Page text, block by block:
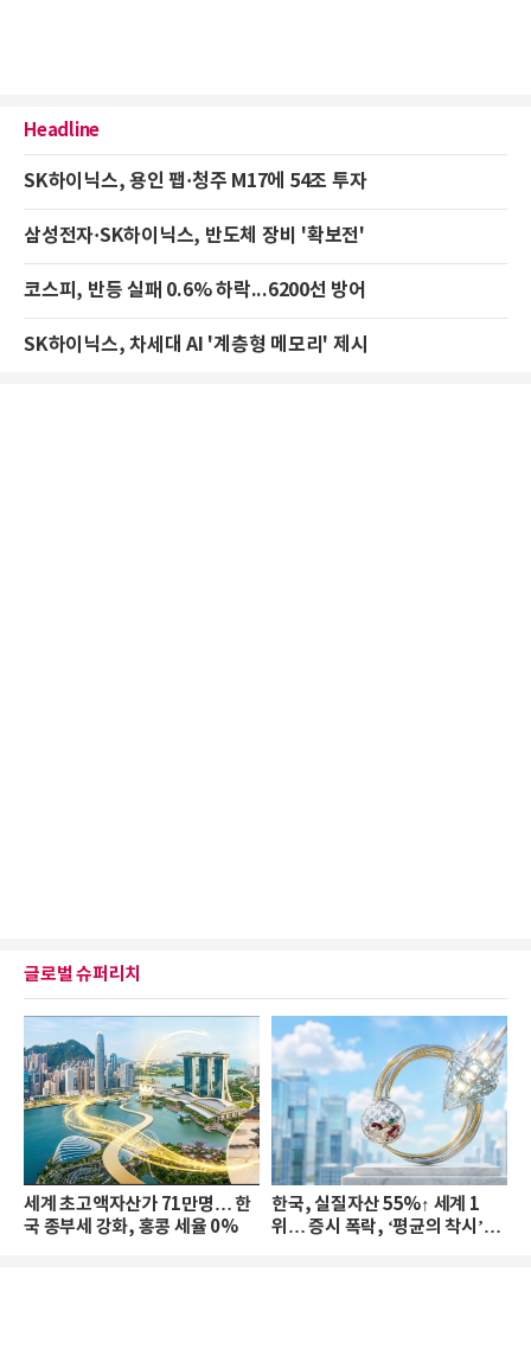
Headline
SK하이닉스, 용인 팹·청주 M17에 54조 투자
삼성전자·SK하이닉스, 반도체 장비 '확보전'
코스피, 반등 실패 0.6% 하락...6200선 방어
SK하이닉스, 차세대 AI '계층형 메모리' 제시
글로벌 슈퍼리치
세계 초고액자산가 71만명… 한
국 종부세 강화, 홍콩 세율 0%
한국, 실질자산 55%↑ 세계 1
위… 증시 폭락, ‘평균의 착시’와